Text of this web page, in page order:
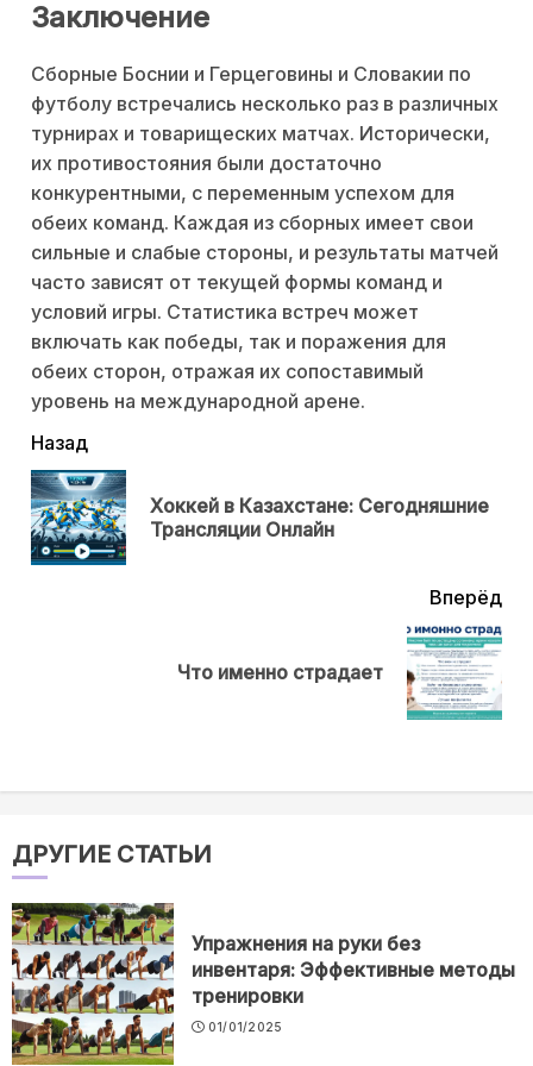
Заключение
Сборные Боснии и Герцеговины и Словакии по
футболу встречались несколько раз в различных
турнирах и товарищеских матчах. Исторически,
их противостояния были достаточно
конкурентными, с переменным успехом для
обеих команд. Каждая из сборных имеет свои
сильные и слабые стороны, и результаты матчей
часто зависят от текущей формы команд и
условий игры. Статистика встреч может
включать как победы, так и поражения для
обеих сторон, отражая их сопоставимый
уровень на международной арене.
читать
еще
Назад
Хоккей в Казахстане: Сегодняшние
Трансляции Онлайн
Вперёд
Что именно страдает
ДРУГИЕ СТАТЬИ
Упражнения на руки без
инвентаря: Эффективные методы
тренировки
01/01/2025